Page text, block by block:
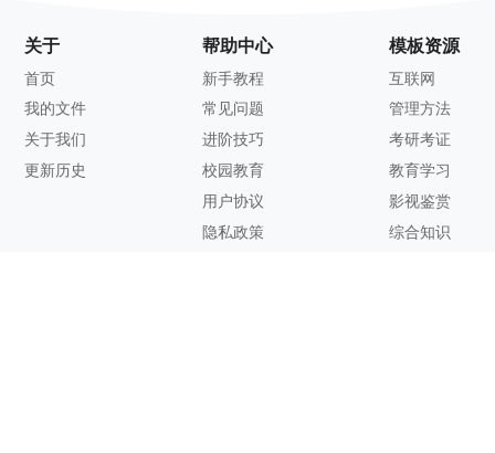
关于
首页
我的文件
关于我们
更新历史
帮助中心
新手教程
常见问题
进阶技巧
校园教育
用户协议
隐私政策
模板资源
互联网
管理方法
考研考证
教育学习
影视鉴赏
综合知识